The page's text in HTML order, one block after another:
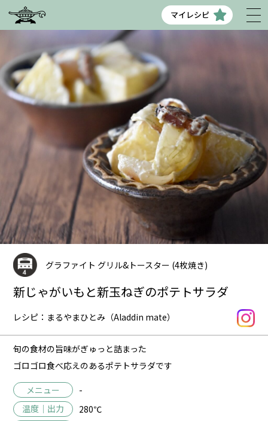
マイレシピ
グラファイト グリル&トースター (4枚焼き)
新じゃがいもと新玉ねぎのポテトサラダ
レシピ：まるやまひとみ（Aladdin mate）
旬の食材の旨味がぎゅっと詰まった
ゴロゴロ食べ応えのあるポテトサラダです
メニュー
-
温度｜出力
280℃